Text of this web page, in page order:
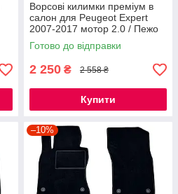
Ворсові килимки преміум в
салон для Peugeot Expert
2007-2017 мотор 2.0 / Пежо
Експерт
Готово до відправки
2 250 ₴ 2 558 ₴
Купити
–10%